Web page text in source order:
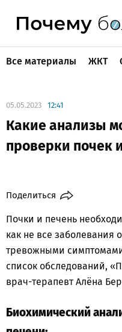
Все материалы ЖКТ
05.05.2023 12:41
Какие анализы
проверки почек
Поделиться
Почки и печень
как не все заболевания
тревожными
список обследований,
врач-терапевт Алёна
Биохимический